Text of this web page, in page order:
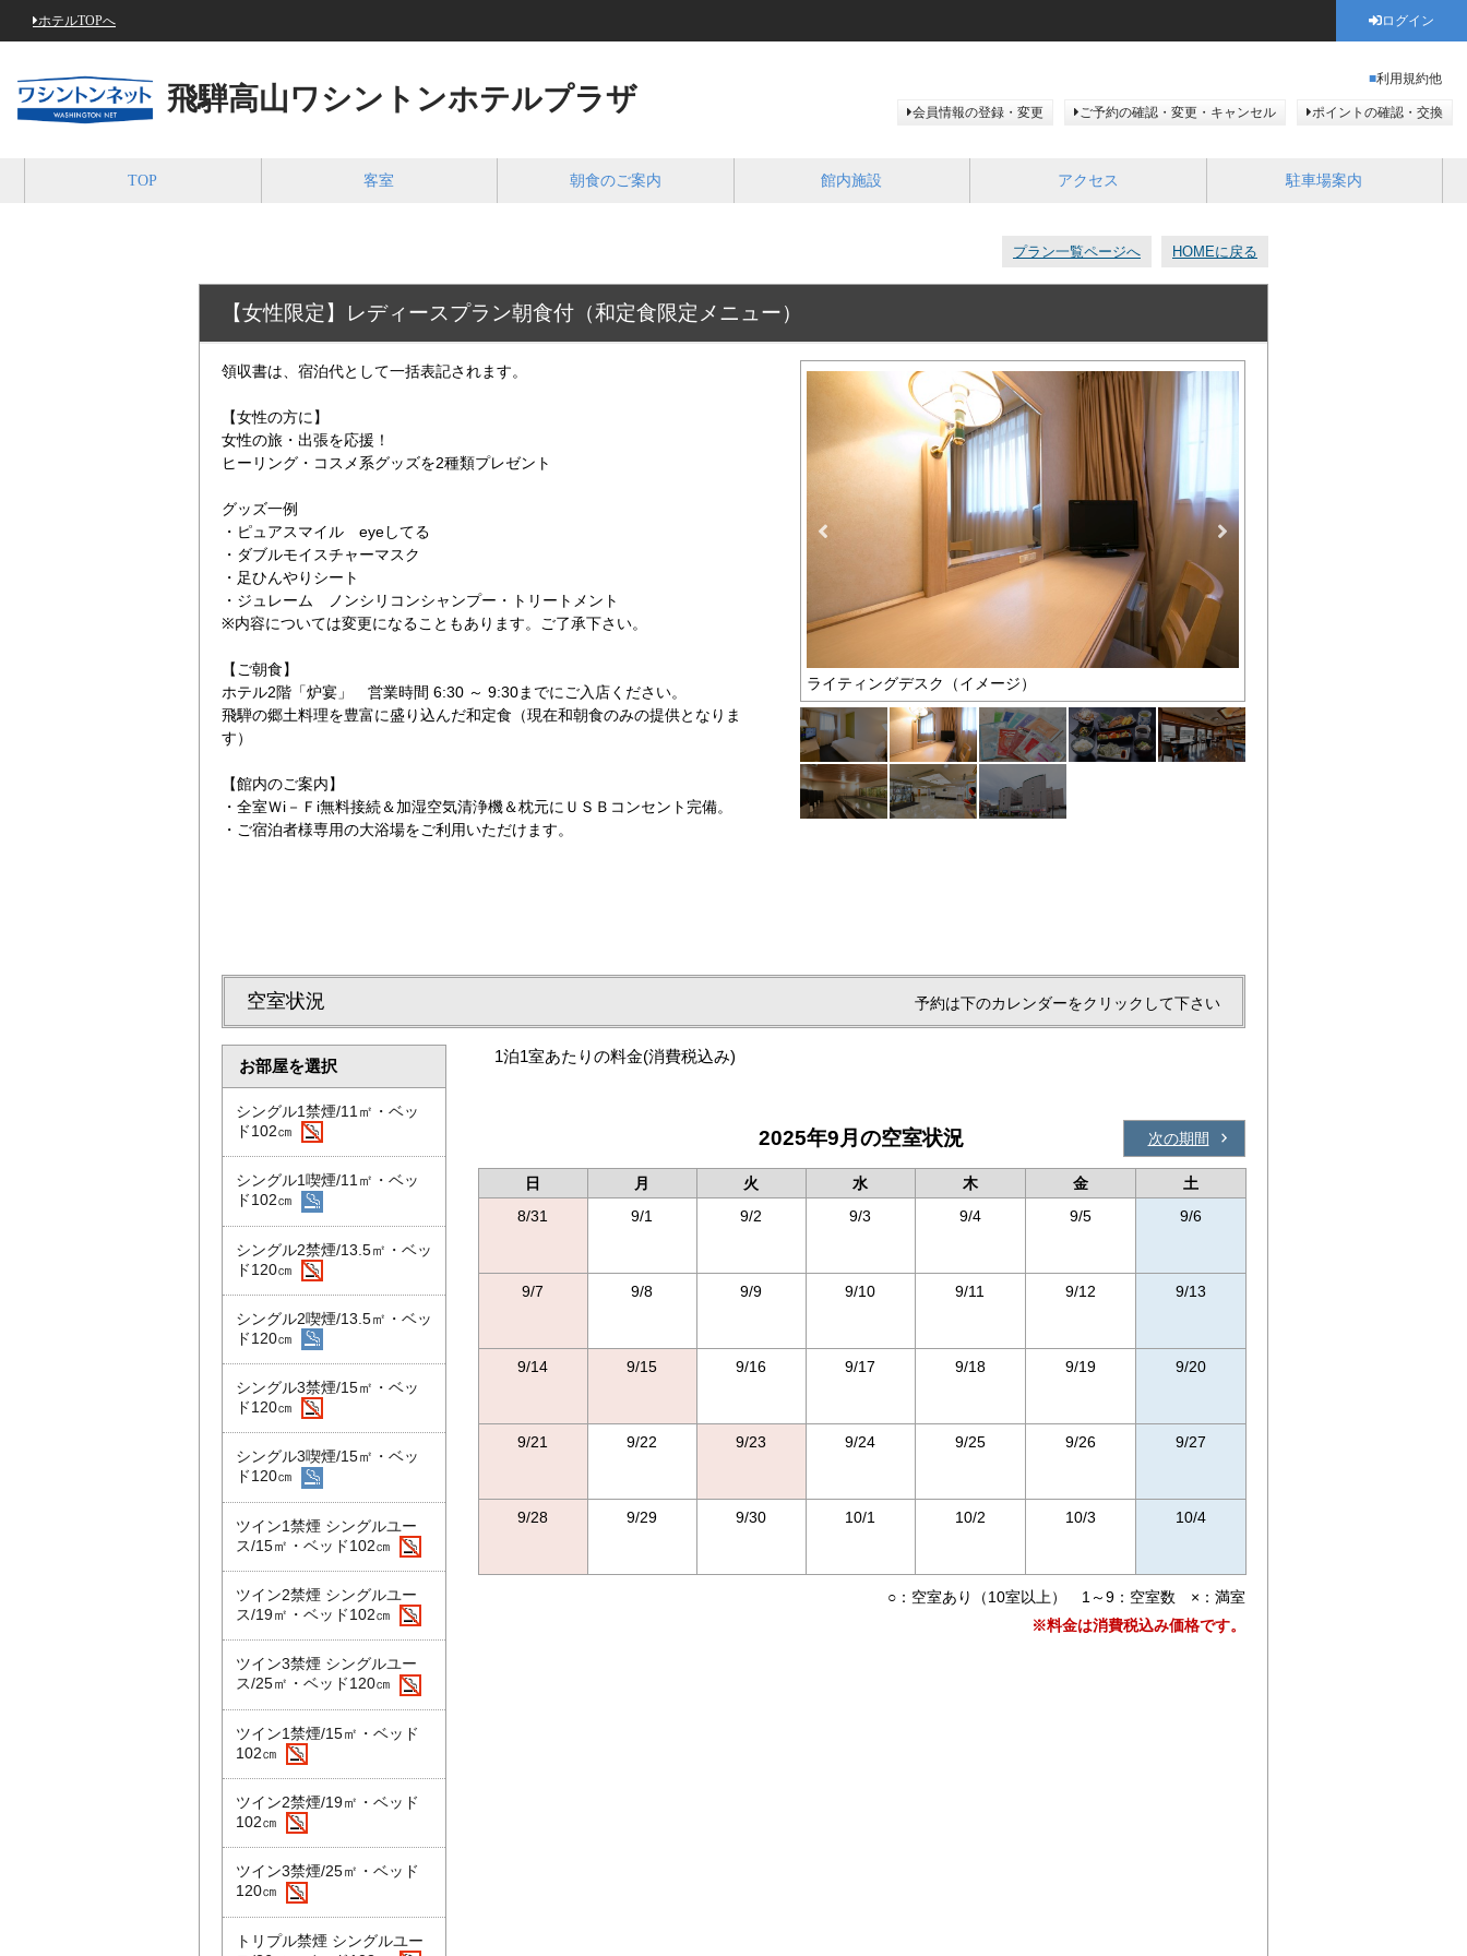
ホテルTOPへ ログイン
飛騨高山ワシントンホテルプラザ
利用規約他
会員情報の登録・変更 ご予約の確認・変更・キャンセル ポイントの確認・交換
TOP 客室 朝食のご案内 館内施設 アクセス 駐車場案内
プラン一覧ページへ HOMEに戻る
【女性限定】レディースプラン朝食付（和定食限定メニュー）
領収書は、宿泊代として一括表記されます。
【女性の方に】
女性の旅・出張を応援！
ヒーリング・コスメ系グッズを2種類プレゼント
グッズ一例
・ピュアスマイル eyeしてる
・ダブルモイスチャーマスク
・足ひんやりシート
・ジュレーム ノンシリコンシャンプー・トリートメント
※内容については変更になることもあります。ご了承下さい。
【ご朝食】
ホテル2階「炉宴」 営業時間 6:30 ～ 9:30までにご入店ください。
飛騨の郷土料理を豊富に盛り込んだ和定食（現在和朝食のみの提供となりま
す）
【館内のご案内】
・全室Ｗi－Ｆi無料接続＆加湿空気清浄機＆枕元にＵＳＢコンセント完備。
・ご宿泊者様専用の大浴場をご利用いただけます。
セミダブル ライティングデスク（イメージ）
空室状況 予約は下のカレンダーをクリックして下さい
お部屋を選択
シングル1禁煙/11㎡・ベッ
ド102㎝
シングル1喫煙/11㎡・ベッ
ド102㎝
シングル2禁煙/13.5㎡・ベッ
ド120㎝
シングル2喫煙/13.5㎡・ベッ
ド120㎝
シングル3禁煙/15㎡・ベッ
ド120㎝
シングル3喫煙/15㎡・ベッ
ド120㎝
ツイン1禁煙 シングルユー
ス/15㎡・ベッド102㎝
ツイン2禁煙 シングルユー
ス/19㎡・ベッド102㎝
ツイン3禁煙 シングルユー
ス/25㎡・ベッド120㎝
ツイン1禁煙/15㎡・ベッド
102㎝
ツイン2禁煙/19㎡・ベッド
102㎝
ツイン3禁煙/25㎡・ベッド
120㎝
トリプル禁煙 シングルユー
1泊1室あたりの料金(消費税込み)
2025年9月の空室状況 次の期間
日 月 火 水 木 金
土
8/31
9/1 9/2 9/3 9/4 9/5 9/6
9/7 9/8 9/9 9/10 9/11 9/12 9/13
9/14 9/15 9/16 9/17 9/18 9/19 9/20
9/21 9/22 9/23 9/24 9/25 9/26 9/27
9/28 9/29 9/30 10/1 10/2 10/3 10/4
○：空室あり（10室以上） 1～9：空室数 ×：満室
※料金は消費税込み価格です。